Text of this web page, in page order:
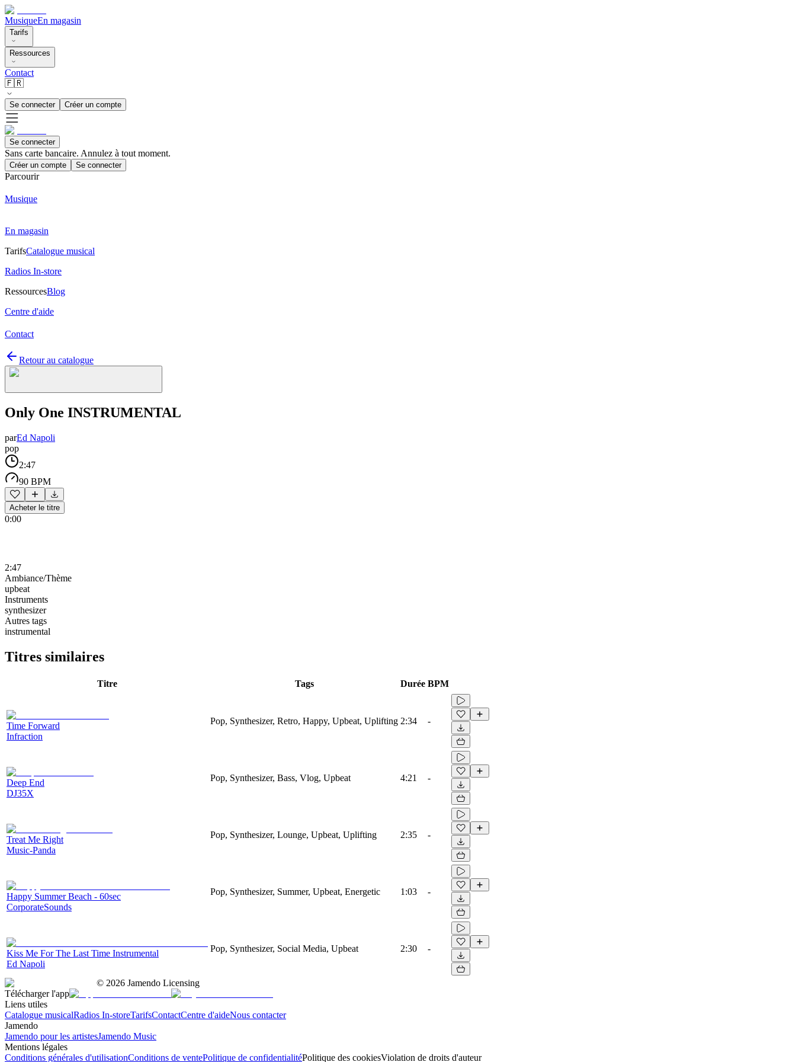
MusiqueEn magasin
Tarifs
Ressources
Contact
🇫🇷
Se connecter Créer un compte
Se connecter
Sans carte bancaire. Annulez à tout moment.
Créer un compte Se connecter
Parcourir
Musique
En magasin
TarifsCatalogue musical
Radios In-store
RessourcesBlog
Centre d'aide
Contact
Retour au catalogue
Only One INSTRUMENTAL
parEd Napoli
pop
2:47
90 BPM
Acheter le titre
0:00
2:47
Ambiance/Thème
upbeat
Instruments
synthesizer
Autres tags
instrumental
Titres similaires
Titre Tags Durée BPM
Time Forward
Infraction
Pop, Synthesizer, Retro, Happy, Upbeat, Uplifting 2:34 -
Deep End
DJ35X
Pop, Synthesizer, Bass, Vlog, Upbeat 4:21 -
Treat Me Right
Music-Panda
Pop, Synthesizer, Lounge, Upbeat, Uplifting 2:35 -
Happy Summer Beach - 60sec
CorporateSounds
Pop, Synthesizer, Summer, Upbeat, Energetic 1:03 -
Kiss Me For The Last Time Instrumental
Ed Napoli
Pop, Synthesizer, Social Media, Upbeat 2:30 -
© 2026 Jamendo Licensing
Télécharger l'app
Liens utiles
Catalogue musicalRadios In-storeTarifsContactCentre d'aideNous contacter
Jamendo
Jamendo pour les artistesJamendo Music
Mentions légales
Conditions générales d'utilisationConditions de ventePolitique de confidentialitéPolitique des cookiesViolation de droits d'auteur